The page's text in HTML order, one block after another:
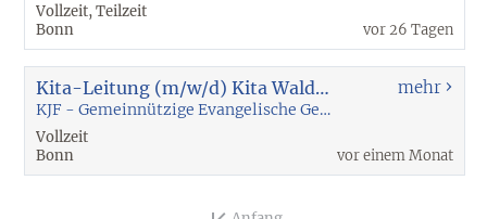
Vollzeit, Teilzeit
Bonn
vor 26 Tagen
Kita-Leitung (m/w/d) Kita Waldnest (Bonn-Bad Godesberg)
KJF - Gemeinnützige Evangelische Gesellschaft für Kind, Jugend und Familie mbH
Vollzeit
Bonn
mehr
vor einem Monat